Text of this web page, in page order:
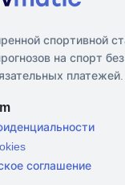
спортивной
на спорт
платежей.
соглашение